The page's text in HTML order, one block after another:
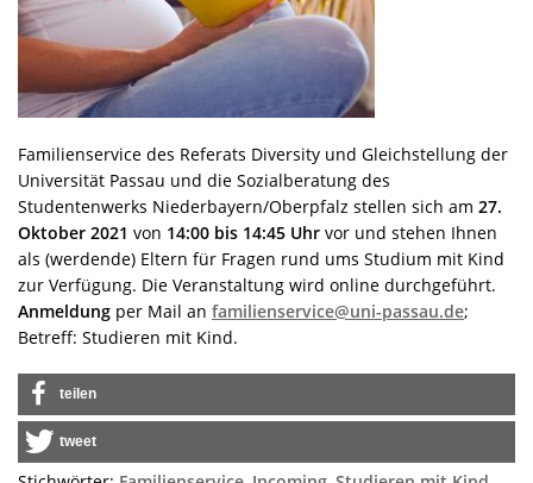
Familienservice des Referats Diversity und Gleichstellung der
Universität Passau und die Sozialberatung des
Studentenwerks Niederbayern/Oberpfalz stellen sich am 27.
Oktober 2021 von 14:00 bis 14:45 Uhr vor und stehen Ihnen
als (werdende) Eltern für Fragen rund ums Studium mit Kind
zur Verfügung. Die Veranstaltung wird online durchgeführt.
Anmeldung per Mail an familienservice@uni-passau.de;
Betreff: Studieren mit Kind.
teilen
tweet